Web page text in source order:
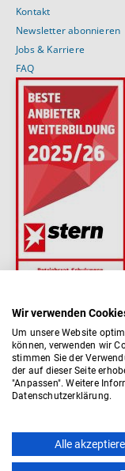
Wir verwenden
Um unsere Website
können, verwenden wir
stimmen Sie der
der auf dieser Seite
"Anpassen". Weitere
Datenschutzerklärung.
Alle
Kontakt
Newsletter abonnieren
Jobs & Karriere
FAQ